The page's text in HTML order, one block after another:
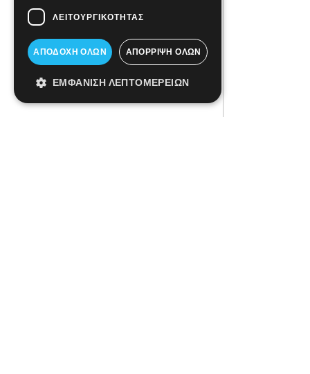
ΛΕΙΤΟΥΡΓΙΚΌΤΗΤΑΣ
ΑΠΟΔΟΧΉ ΌΛΩΝ ΑΠΌΡΡΙΨΗ ΌΛΩΝ
ΕΜΦΆΝΙΣΗ ΛΕΠΤΟΜΕΡΕΙΏΝ